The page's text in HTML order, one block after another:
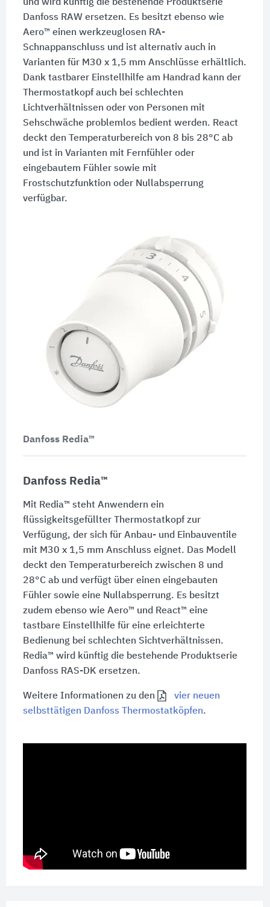
und wird künftig die bestehende Produktserie
Danfoss RAW ersetzen. Es besitzt ebenso wie
Aero™ einen werkzeuglosen RA-
Schnappanschluss und ist alternativ auch in
Varianten für M30 x 1,5 mm Anschlüsse erhältlich.
Dank tastbarer Einstellhilfe am Handrad kann der
Thermostatkopf auch bei schlechten
Lichtverhältnissen oder von Personen mit
Sehschwäche problemlos bedient werden. React
deckt den Temperaturbereich von 8 bis 28°C ab
und ist in Varianten mit Fernfühler oder
eingebautem Fühler sowie mit
Frostschutzfunktion oder Nullabsperrung
verfügbar.
Danfoss Redia™
Danfoss Redia™
Mit Redia™ steht Anwendern ein
flüssigkeitsgefüllter Thermostatkopf zur
Verfügung, der sich für Anbau- und Einbauventile
mit M30 x 1,5 mm Anschluss eignet. Das Modell
deckt den Temperaturbereich zwischen 8 und
28°C ab und verfügt über einen eingebauten
Fühler sowie eine Nullabsperrung. Es besitzt
zudem ebenso wie Aero™ und React™ eine
tastbare Einstellhilfe für eine erleichterte
Bedienung bei schlechten Sichtverhältnissen.
Redia™ wird künftig die bestehende Produktserie
Danfoss RAS-DK ersetzen.
Weitere Informationen zu den
vier neuen
selbsttätigen Danfoss Thermostatköpfen.